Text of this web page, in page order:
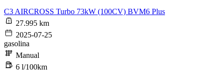
C3 AIRCROSS Turbo 73kW (100CV) BVM6 Plus
27.995 km
2025-07-25
gasolina
Manual
6 l/100km